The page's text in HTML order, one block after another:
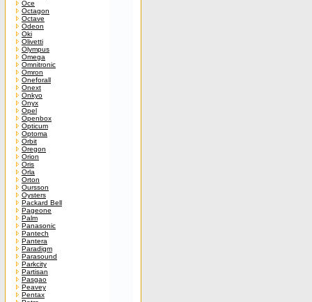
Oce
Octagon
Octave
Odeon
Oki
Olivetti
Olympus
Omega
Omnitronic
Omron
Oneforall
Onext
Onkyo
Onyx
Opel
Openbox
Opticum
Optoma
Orbit
Oregon
Orion
Oris
Orla
Orton
Oursson
Oysters
Packard Bell
Pageone
Palm
Panasonic
Pantech
Pantera
Paradigm
Parasound
Parkcity
Partisan
Pasgao
Peavey
Pentax